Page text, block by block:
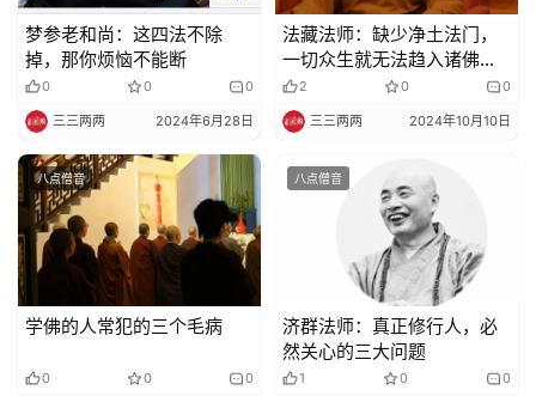
教
艺
术
政
策
法
规
责
明
梦参老和尚：这四法不除
掉，那你烦恼不能断
0 0 0
三三两两 2024年6月28日
法藏法师：缺少净土法门，
一切众生就无法趋入诸佛的
大智慧海
2 0 0
三三两两 2024年10月10日
八点僧音
学佛的人常犯的三个毛病
0 0 0
八点僧音
济群法师：真正修行人，必
然关心的三大问题
1 0 0